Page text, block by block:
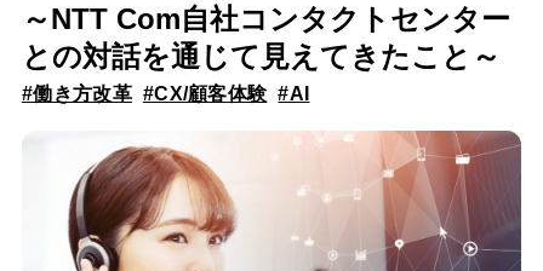
～NTT Com自社コンタクトセンター
との対話を通じて見えてきたこと～
#働き方改革 #CX/顧客体験 #AI